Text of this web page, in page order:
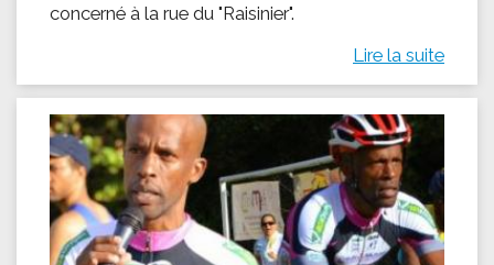
concerné à la rue du "Raisinier".
Lire la suite